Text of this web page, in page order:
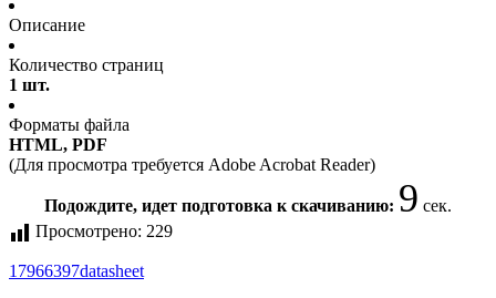
Описание
Количество страниц
1 шт.
Форматы файла
HTML, PDF
(Для просмотра требуется Adobe Acrobat Reader)
Подождите, идет подготовка к скачиванию: 9 сек.
Просмотрено: 229
17966397datasheet